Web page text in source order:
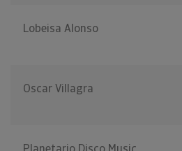
Lobeisa Alonso
Oscar Villagra